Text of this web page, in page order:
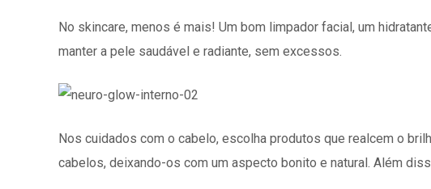
No skincare, menos é mais! Um bom limpador facial, um
manter a pele saudável e radiante, sem excessos.
Nos cuidados com o cabelo, escolha produtos que realcem o
cabelos, deixando-os com um aspecto bonito e natural. Além